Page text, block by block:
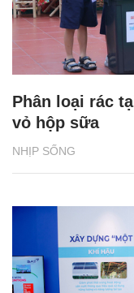
NHỊP SỐNG
Phân loại rác
vỏ hộp sữa